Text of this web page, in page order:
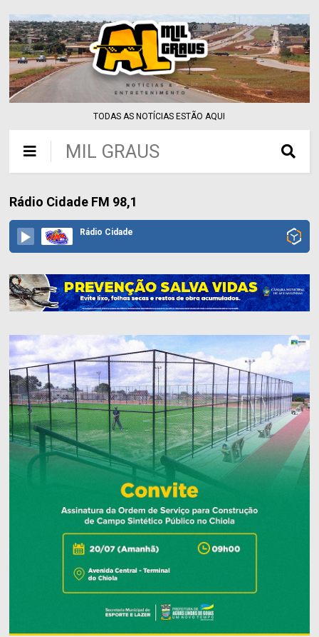
TODAS AS NOTÍCIAS ESTÃO AQUI
MIL GRAUS
Rádio Cidade FM 98,1
Rádio Cidade